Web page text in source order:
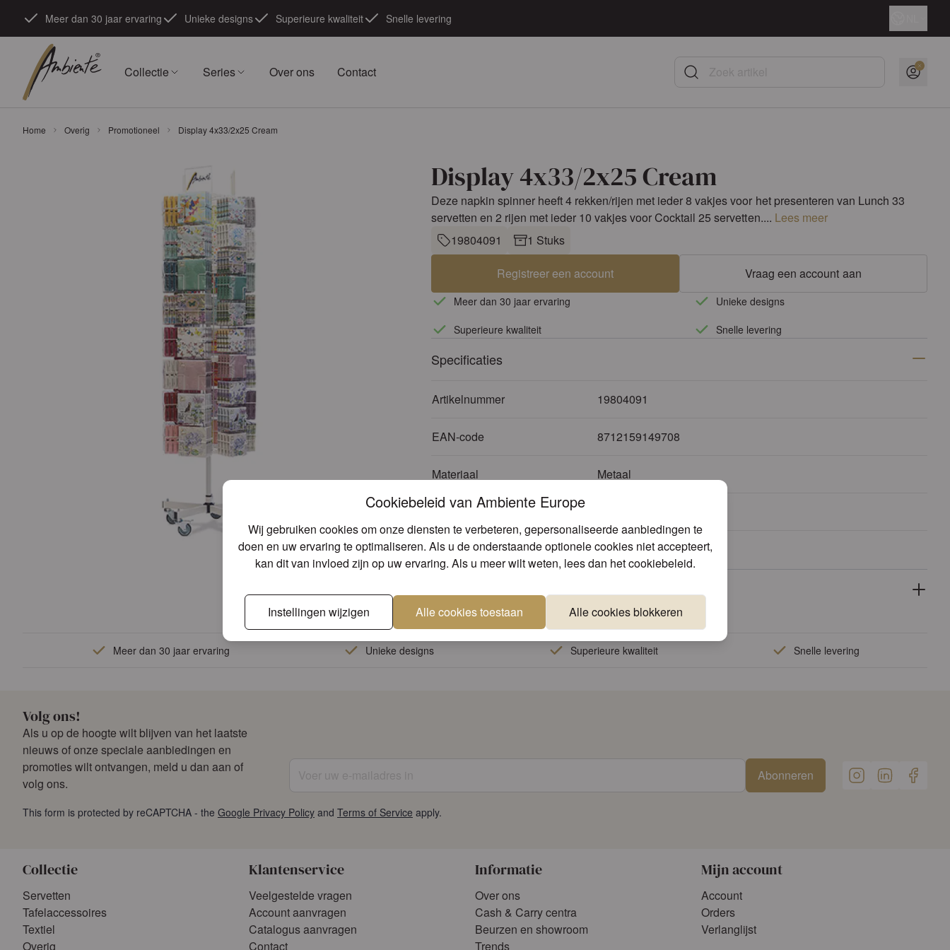
Cookiebeleid van Ambiente Europe
Wij gebruiken cookies om onze diensten te verbeteren, gepersonaliseerde aanbiedingen te
doen en uw ervaring te optimaliseren. Als u de onderstaande optionele cookies niet accepteert,
kan dit van invloed zijn op uw ervaring. Als u meer wilt weten, lees dan hetcookiebeleid.
Instellingen wijzigen Alle cookies toestaan Alle cookies blokkeren
Meer dan 30 jaar ervaring Unieke designs Superieure kwaliteit Snelle levering
Collectie Series Over ons Contact Zoek artikel
Home Overig Promotioneel Display 4x33/2x25 Cream
Display 4x33/2x25 Cream
Deze napkin spinner heeft 4 rekken/rijen met ieder 8 vakjes voor het presenteren van Lunch 33
servetten en 2 rijen met ieder 10 vakjes voor Cocktail 25 servetten.... Lees meer
19804091
1 Stuks
Registreer een account Vraag een account aan
Meer dan 30 jaar ervaring
Unieke designs
Superieure kwaliteit
Snelle levering
Specificaties
Artikelnummer 19804091
EAN-code 8712159149708
Materiaal Metaal
Formaat
Kleur Crème
Meer dan 30 jaar ervaring Unieke designs Superieure kwaliteit Snelle levering
Volg ons!
Als u op de hoogte wilt blijven van het laatste
nieuws of onze speciale aanbiedingen en
promoties wilt ontvangen, meld u dan aan of
volg ons.
Abonneren
This form is protected by reCAPTCHA - the Google Privacy Policy and Terms of Service apply.
Collectie
Servetten
Tafelaccessoires
Textiel
Overig
Klantenservice
Veelgestelde vragen
Account aanvragen
Catalogus aanvragen
Contact
Informatie
Over ons
Cash & Carry centra
Beurzen en showroom
Trends
Mijn account
Account
Orders
Verlanglijst